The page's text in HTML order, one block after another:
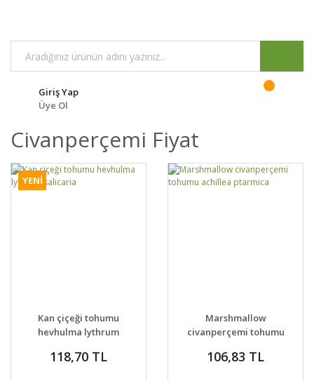
Giriş Yap
Üye Ol
Civanperçemi Fiyat
YENİ
DETAYLAR SEPETE EKLE
Kan çiçeği tohumu
hevhulma lythrum
118,70 TL
DETAYLAR SEPETE EKLE
Marshmallow
civanperçemi tohumu
106,83 TL